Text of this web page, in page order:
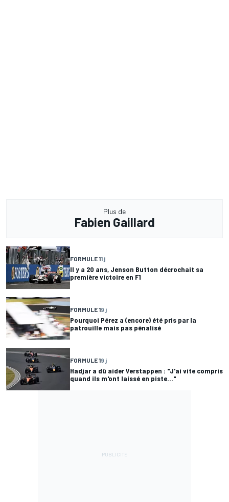
Plus de
Fabien Gaillard
FORMULE 11 j
Il y a 20 ans, Jenson Button décrochait sa
première victoire en F1
FORMULE 19 j
Pourquoi Pérez a (encore) été pris par la
patrouille mais pas pénalisé
FORMULE 19 j
Hadjar a dû aider Verstappen : "J'ai vite compris
quand ils m'ont laissé en piste..."